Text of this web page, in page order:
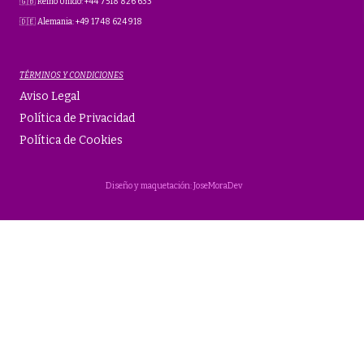
🇩🇪 Alemania: +49 1748 624 918
TÉRMINOS Y CONDICIONES
Aviso Legal
Política de Privacidad
Política de Cookies
Diseño y maquetación: JoseMoraDev